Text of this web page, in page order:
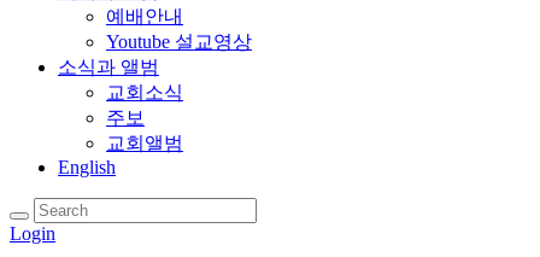
예배안내
Youtube 설교영상
소식과 앨범
교회소식
주보
교회앨범
English
Login